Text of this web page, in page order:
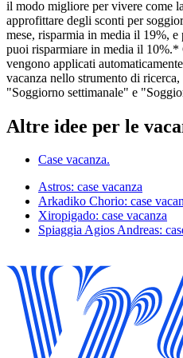
il modo migliore per vivere come
approfittare degli sconti per
mese, risparmia in media il 19%,
puoi risparmiare in media il
vengono applicati
vacanza nello strumento di
"Soggiorno settimanale" e
Altre idee per le
Case vacanza.
Astros: case vacanza
Arkadiko Chorio: case
Xiropigado: case vacanza
Spiaggia Agios Andreas: